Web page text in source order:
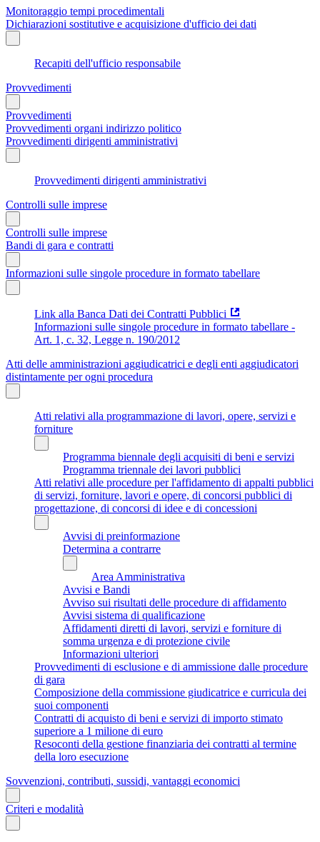
Monitoraggio tempi procedimentali
Dichiarazioni sostitutive e acquisizione d'ufficio dei dati
Recapiti dell'ufficio responsabile
Provvedimenti
Provvedimenti
Provvedimenti organi indirizzo politico
Provvedimenti dirigenti amministrativi
Provvedimenti dirigenti amministrativi
Controlli sulle imprese
Controlli sulle imprese
Bandi di gara e contratti
Informazioni sulle singole procedure in formato tabellare
Link alla Banca Dati dei Contratti Pubblici
Informazioni sulle singole procedure in formato tabellare -
Art. 1, c. 32, Legge n. 190/2012
Atti delle amministrazioni aggiudicatrici e degli enti aggiudicatori
distintamente per ogni procedura
Atti relativi alla programmazione di lavori, opere, servizi e
forniture
Programma biennale degli acquisiti di beni e servizi
Programma triennale dei lavori pubblici
Atti relativi alle procedure per l'affidamento di appalti pubblici
di servizi, forniture, lavori e opere, di concorsi pubblici di
progettazione, di concorsi di idee e di concessioni
Avvisi di preinformazione
Determina a contrarre
Area Amministrativa
Avvisi e Bandi
Avviso sui risultati delle procedure di affidamento
Avvisi sistema di qualificazione
Affidamenti diretti di lavori, servizi e forniture di
somma urgenza e di protezione civile
Informazioni ulteriori
Provvedimenti di esclusione e di ammissione dalle procedure
di gara
Composizione della commissione giudicatrice e curricula dei
suoi componenti
Contratti di acquisto di beni e servizi di importo stimato
superiore a 1 milione di euro
Resoconti della gestione finanziaria dei contratti al termine
della loro esecuzione
Sovvenzioni, contributi, sussidi, vantaggi economici
Criteri e modalità